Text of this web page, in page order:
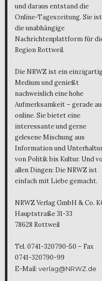
und daraus entstand die
Online-Tageszeitung. Sie ist
die unabhängige
Nachrichtenplattform für
Region Rottweil.
Die NRWZ ist ein
Medium und genießt
nachweislich eine hohe
Aufmerksamkeit – gerade
online. Sie bietet eine
interessante und gerne
gelesene Mischung aus
Information und
von Politik bis Kultur. Und
allen Dingen: Die NRWZ ist
einfach mit Liebe gemacht.
NRWZ Verlag GmbH & Co.
Hauptstraße 31-33
78628 Rottweil
Tel. 0741-320790-50 – Fax
0741-320790-99
E-Mail: verlag@NRWZ.de